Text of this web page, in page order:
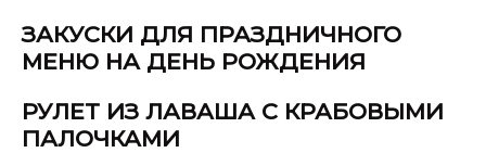
ЗАКУСКИ ДЛЯ ПРАЗДНИЧНОГО
МЕНЮ НА ДЕНЬ РОЖДЕНИЯ
РУЛЕТ ИЗ ЛАВАША С КРАБОВЫМИ
ПАЛОЧКАМИ